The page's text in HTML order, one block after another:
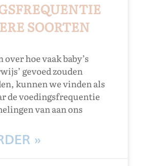
SOORTEN
hoe vaak baby’s
gevoed zouden
kunnen we vinden als
de voedingsfrequentie
van aan ons
»